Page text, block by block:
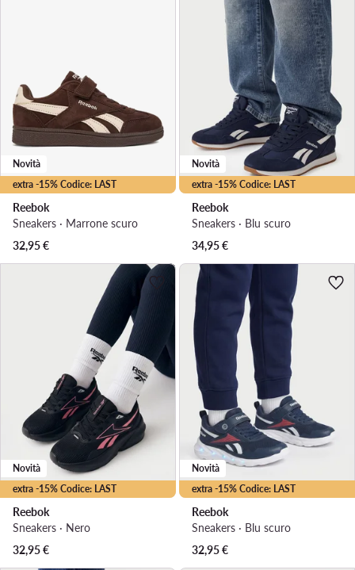
extra -15% Codice: LAST
Novità
Reebok
Sneakers · Marrone scuro
32,95€
extra -15% Codice: LAST
Novità
Reebok
Sneakers · Blu scuro
34,95€
extra -15% Codice: LAST
Novità
Reebok
Sneakers · Nero
32,95€
extra -15% Codice: LAST
Novità
Reebok
Sneakers · Blu scuro
32,95€